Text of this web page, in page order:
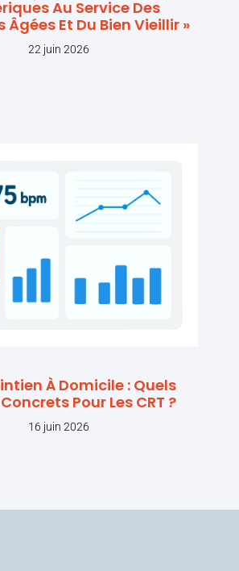
Au Service Des
Âgées Et Du Bien Vieillir »
22 juin 2026
À Domicile : Quels
Pour Les CRT ?
16 juin 2026